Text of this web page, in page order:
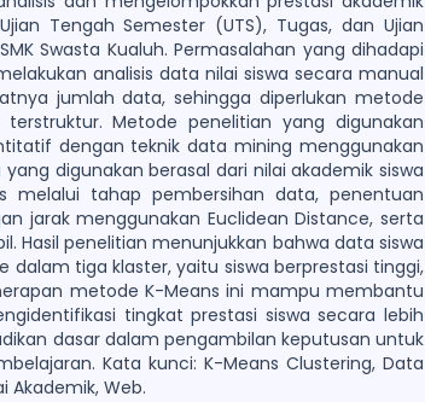
Tengah Semester (UTS), Tugas, dan Ujian
Swasta Kualuh. Permasalahan yang dihadapi
analisis data nilai siswa secara manual
jumlah data, sehingga diperlukan metode
Metode penelitian yang digunakan
dengan teknik data mining menggunakan
digunakan berasal dari nilai akademik siswa
melalui tahap pembersihan data, penentuan
jarak menggunakan Euclidean Distance, serta
Hasil penelitian menunjukkan bahwa data siswa
dalam tiga klaster, yaitu siswa berprestasi tinggi,
metode K-Means ini mampu membantu
tingkat prestasi siswa secara lebih
dasar dalam pengambilan keputusan untuk
Kata kunci: K-Means Clustering, Data
Akademik, Web.